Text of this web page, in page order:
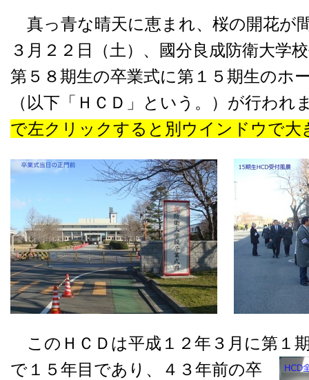
真っ青な晴天に恵まれ、桜の開花が
３月２２ 日（土）、國分良成防衛大学
第５８期生の卒業式に第１５期生のホ
（以下「ＨＣＤ」という。）が行われ
で左クリックすると別ウインドウで大
このＨＣＤは平成１２年３月に第１
で１５年目であり、４３年前の卒